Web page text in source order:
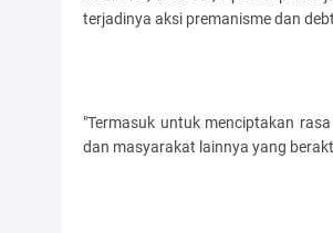
terjadinya aksi premanisme dan
"Termasuk untuk menciptakan
dan masyarakat lainnya yang